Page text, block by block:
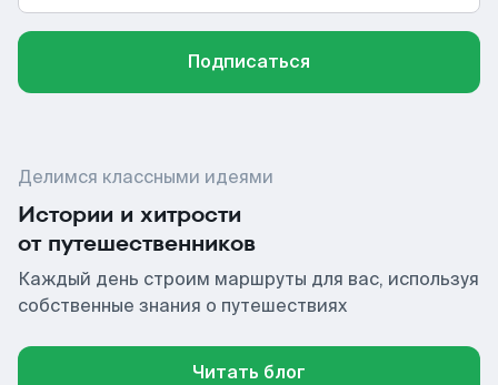
Подписаться
Делимся классными идеями
Истории и хитрости
от путешественников
Каждый день строим маршруты для вас, используя
собственные знания о путешествиях
Читать блог